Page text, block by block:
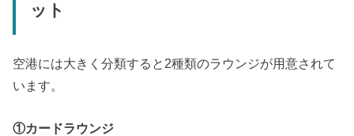
ット
空港には大きく分類すると2種類のラウンジが用意されて
います。
①カードラウンジ